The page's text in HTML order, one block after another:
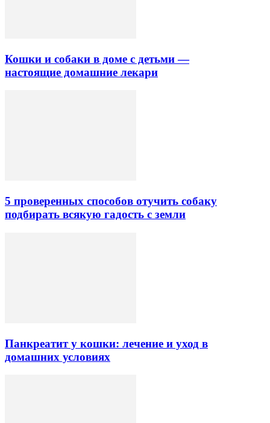
Кошки и собаки в доме с детьми —
настоящие домашние лекари
5 проверенных способов отучить собаку
подбирать всякую гадость с земли
Панкреатит у кошки: лечение и уход в
домашних условиях